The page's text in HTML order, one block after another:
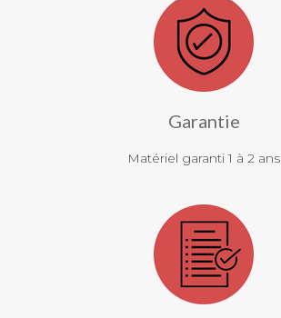
Garantie
Matériel garanti 1 à 2 ans